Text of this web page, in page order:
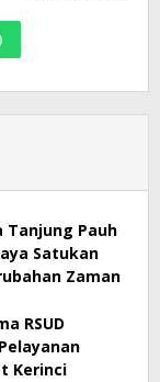
Tanjung Pauh
Satukan
Zaman
RSUD
Kerinci